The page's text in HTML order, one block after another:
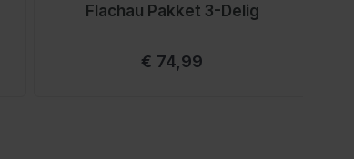
Flachau Pakket 3-Delig
Vanaf
€ 74,99